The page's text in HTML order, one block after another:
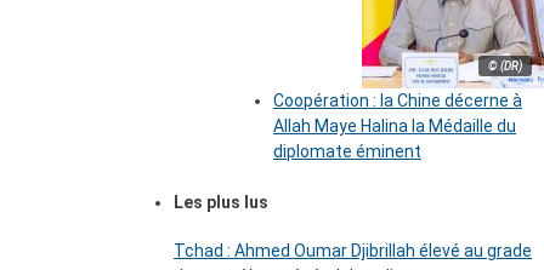
© (DR)
Coopération : la Chine décerne à
Allah Maye Halina la Médaille du
diplomate éminent
Les plus lus
Tchad : Ahmed Oumar Djibrillah élevé au grade